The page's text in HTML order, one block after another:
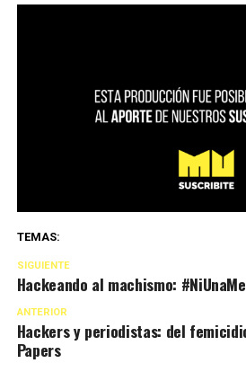
TEMAS:
SIGUIENTE
Hackeando al machismo:
ANTERIOR
Hackers y periodistas: del
Papers